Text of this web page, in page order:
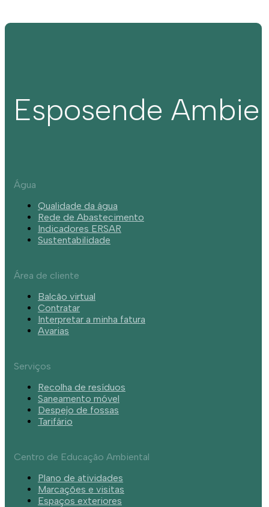
Esposende
Água
Qualidade da água
Rede de Abastecimento
Indicadores ERSAR
Sustentabilidade
Área de cliente
Balcão virtual
Contratar
Interpretar a minha fatura
Avarias
Serviços
Recolha de resíduos
Saneamento móvel
Despejo de fossas
Tarifário
Centro de Educação Ambiental
Plano de atividades
Marcações e visitas
Espaços exteriores